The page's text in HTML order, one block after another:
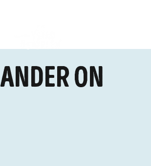
on